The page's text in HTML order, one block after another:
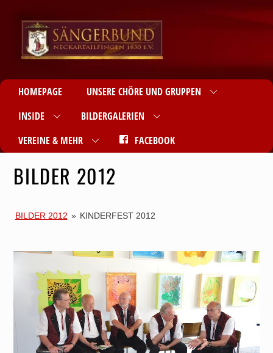
HOMEPAGE
UNSERE CHÖRE UND GRUPPEN
INSIDE
BILDERGALERIEN
VEREINE & MEHR
FACEBOOK
BILDER 2012
BILDER 2012 » KINDERFEST 2012